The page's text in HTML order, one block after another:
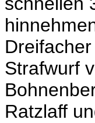
Strafwurf
Ratzlaff